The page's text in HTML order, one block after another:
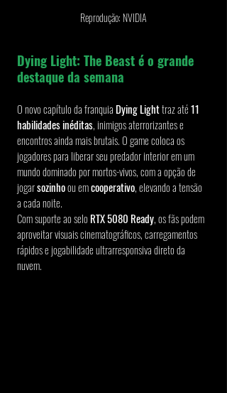
Reprodução: NVIDIA
Dying Light: The Beast é o grande
destaque da semana
O novo capítulo da franquia Dying Light traz até 11
habilidades inéditas, inimigos aterrorizantes e
encontros ainda mais brutais. O game coloca os
jogadores para liberar seu predador interior em um
mundo dominado por mortos-vivos, com a opção de
jogar sozinho ou em cooperativo, elevando a tensão
a cada noite.
Com suporte ao selo RTX 5080 Ready, os fãs podem
aproveitar visuais cinematográficos, carregamentos
rápidos e jogabilidade ultrarresponsiva direto da
nuvem.